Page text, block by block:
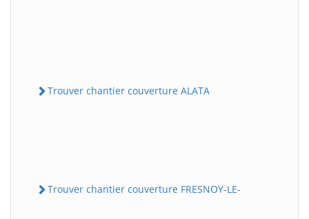
Trouver chantier couverture ALATA
Trouver chantier couverture FRESNOY-LE-